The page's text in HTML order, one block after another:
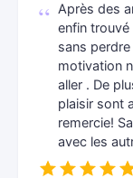
Après des
enfin
sans
motivation
aller . De
plaisir sont
remercie!
avec les